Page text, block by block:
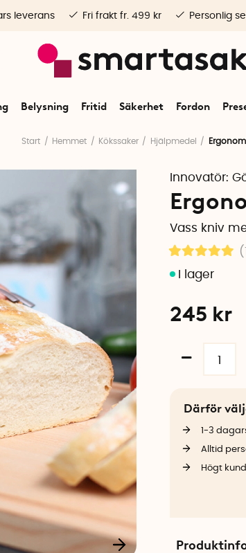
Belysning Fritid Säkerhet Fordon
leverans Fri frakt fr. 499 kr Personlig
Start Hemmet Kökssaker Hjälpmedel
Innovatör:
Vass kniv
245 kr
Därför
1-3
Alltid
Högt